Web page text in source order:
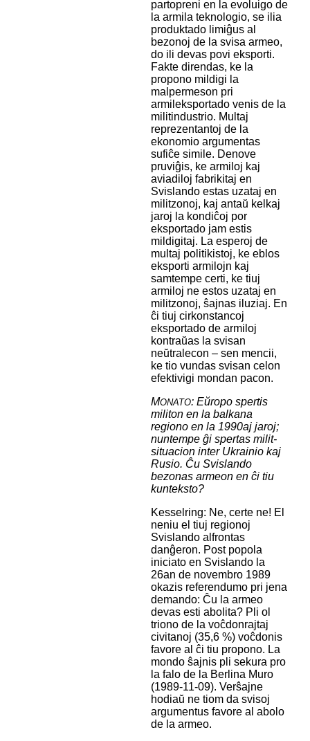
partopreni en la evoluigo de
la armila teknologio, se ilia
produktado limiĝus al
bezonoj de la svisa armeo,
do ili devas povi eksporti.
Fakte direndas, ke la
propono mildigi la
malpermeson pri
armileksportado venis de la
militindustrio. Multaj
reprezentantoj de la
ekonomio argumentas
sufiĉe simile. Denove
pruviĝis, ke armiloj kaj
aviadiloj fabrikitaj en
Svislando estas uzataj en
militzonoj, kaj antaŭ kelkaj
jaroj la kondiĉoj por
eksportado jam estis
mildigitaj. La esperoj de
multaj politikistoj, ke eblos
eksporti armilojn kaj
samtempe certi, ke tiuj
armiloj ne estos uzataj en
militzonoj, ŝajnas iluziaj. En
ĉi tiuj cirkonstancoj
eksportado de armiloj
kontraŭas la svisan
neŭtralecon – sen mencii,
ke tio vundas svisan celon
efektivigi mondan pacon.
MONATO: Eŭropo spertis
militon en la balkana
regiono en la 1990aj jaroj;
nuntempe ĝi spertas milit-
situacion inter Ukrainio kaj
Rusio. Ĉu Svislando
bezonas armeon en ĉi tiu
kunteksto?
Kesselring: Ne, certe ne! El
neniu el tiuj regionoj
Svislando alfrontas
danĝeron. Post popola
iniciato en Svislando la
26an de novembro 1989
okazis referendumo pri jena
demando: Ĉu la armeo
devas esti abolita? Pli ol
triono de la voĉdonrajtaj
civitanoj (35,6 %) voĉdonis
favore al ĉi tiu propono. La
mondo ŝajnis pli sekura pro
la falo de la Berlina Muro
(1989-11-09). Verŝajne
hodiaŭ ne tiom da svisoj
argumentus favore al abolo
de la armeo.